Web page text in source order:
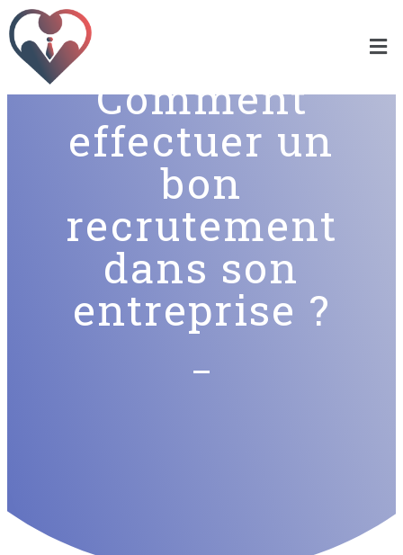
Comment
effectuer un
bon
recrutement
dans son
entreprise ?